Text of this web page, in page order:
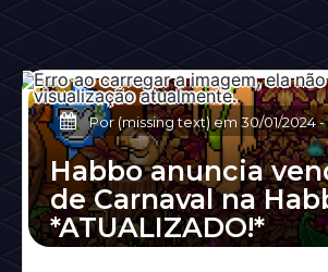
Por (missing text) em 30/01/2024-
Habbo anuncia
de Carnaval na
*ATUALIZADO!*